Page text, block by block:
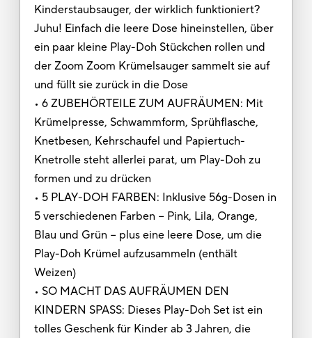
Kinderstaubsauger, der wirklich funktioniert?
Juhu! Einfach die leere Dose hineinstellen, über
ein paar kleine Play-Doh Stückchen rollen und
der Zoom Zoom Krümelsauger sammelt sie auf
und füllt sie zurück in die Dose
• 6 ZUBEHÖRTEILE ZUM AUFRÄUMEN: Mit
Krümelpresse, Schwammform, Sprühflasche,
Knetbesen, Kehrschaufel und Papiertuch-
Knetrolle steht allerlei parat, um Play-Doh zu
formen und zu drücken
• 5 PLAY-DOH FARBEN: Inklusive 56g-Dosen in
5 verschiedenen Farben − Pink, Lila, Orange,
Blau und Grün − plus eine leere Dose, um die
Play-Doh Krümel aufzusammeln (enthält
Weizen)
• SO MACHT DAS AUFRÄUMEN DEN
KINDERN SPASS: Dieses Play-Doh Set ist ein
tolles Geschenk für Kinder ab 3 Jahren, die